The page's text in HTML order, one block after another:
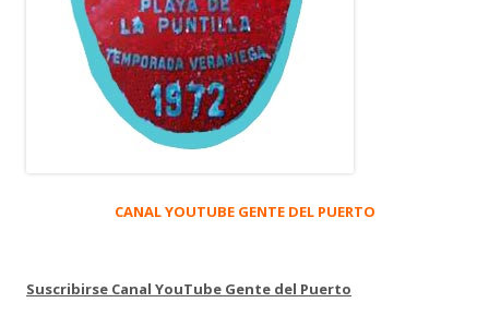
CANAL YOUTUBE GENTE DEL PUERTO
Suscribirse Canal YouTube Gente del Puerto